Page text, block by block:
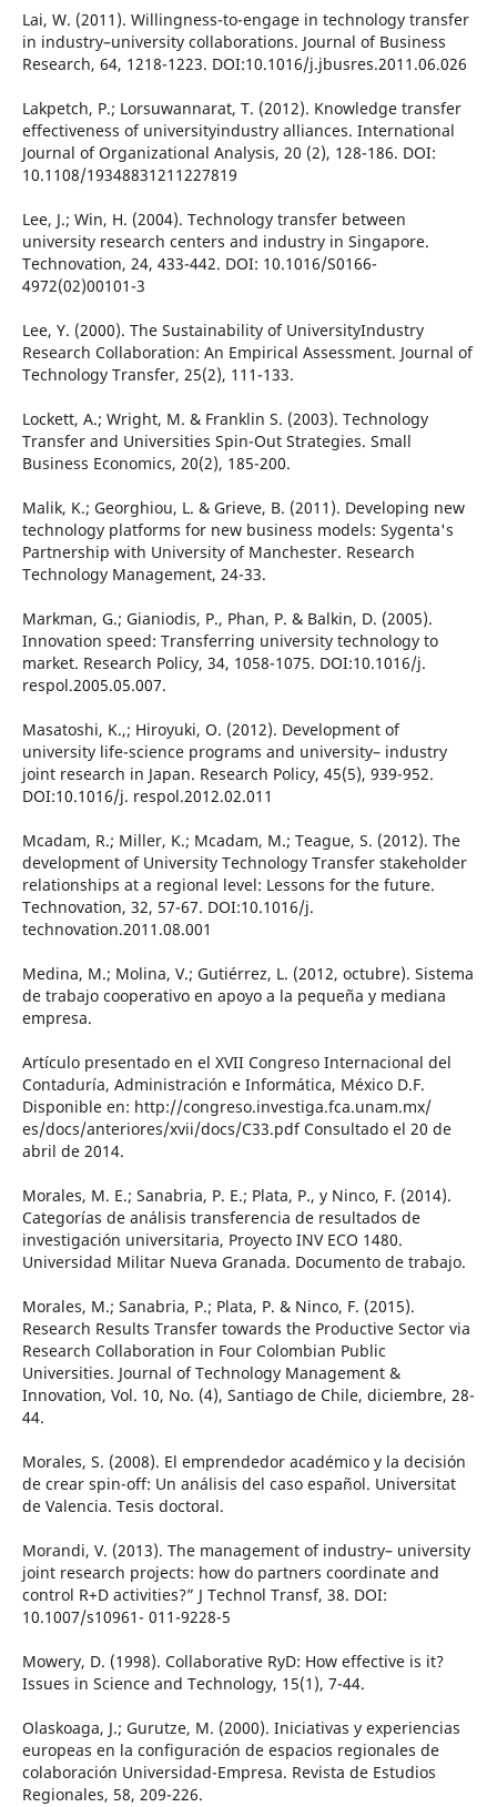
Lai, W. (2011). Willingness-to-engage in technology transfer
in industry–university collaborations. Journal of Business
Research, 64, 1218-1223. DOI:10.1016/j.jbusres.2011.06.026
Lakpetch, P.; Lorsuwannarat, T. (2012). Knowledge transfer
effectiveness of universityindustry alliances. International
Journal of Organizational Analysis, 20 (2), 128-186. DOI:
10.1108/19348831211227819
Lee, J.; Win, H. (2004). Technology transfer between
university research centers and industry in Singapore.
Technovation, 24, 433-442. DOI: 10.1016/S0166-
4972(02)00101-3
Lee, Y. (2000). The Sustainability of UniversityIndustry
Research Collaboration: An Empirical Assessment. Journal of
Technology Transfer, 25(2), 111-133.
Lockett, A.; Wright, M. & Franklin S. (2003). Technology
Transfer and Universities Spin-Out Strategies. Small
Business Economics, 20(2), 185-200.
Malik, K.; Georghiou, L. & Grieve, B. (2011). Developing new
technology platforms for new business models: Sygenta's
Partnership with University of Manchester. Research
Technology Management, 24-33.
Markman, G.; Gianiodis, P., Phan, P. & Balkin, D. (2005).
Innovation speed: Transferring university technology to
market. Research Policy, 34, 1058-1075. DOI:10.1016/j.
respol.2005.05.007.
Masatoshi, K.,; Hiroyuki, O. (2012). Development of
university life-science programs and university– industry
joint research in Japan. Research Policy, 45(5), 939-952.
DOI:10.1016/j. respol.2012.02.011
Mcadam, R.; Miller, K.; Mcadam, M.; Teague, S. (2012). The
development of University Technology Transfer stakeholder
relationships at a regional level: Lessons for the future.
Technovation, 32, 57-67. DOI:10.1016/j.
technovation.2011.08.001
Medina, M.; Molina, V.; Gutiérrez, L. (2012, octubre). Sistema
de trabajo cooperativo en apoyo a la pequeña y mediana
empresa.
Artículo presentado en el XVII Congreso Internacional del
Contaduría, Administración e Informática, México D.F.
Disponible en: http://congreso.investiga.fca.unam.mx/
es/docs/anteriores/xvii/docs/C33.pdf Consultado el 20 de
abril de 2014.
Morales, M. E.; Sanabria, P. E.; Plata, P., y Ninco, F. (2014).
Categorías de análisis transferencia de resultados de
investigación universitaria, Proyecto INV ECO 1480.
Universidad Militar Nueva Granada. Documento de trabajo.
Morales, M.; Sanabria, P.; Plata, P. & Ninco, F. (2015).
Research Results Transfer towards the Productive Sector via
Research Collaboration in Four Colombian Public
Universities. Journal of Technology Management &
Innovation, Vol. 10, No. (4), Santiago de Chile, diciembre, 28-
44.
Morales, S. (2008). El emprendedor académico y la decisión
de crear spin-off: Un análisis del caso español. Universitat
de Valencia. Tesis doctoral.
Morandi, V. (2013). The management of industry– university
joint research projects: how do partners coordinate and
control R+D activities?” J Technol Transf, 38. DOI:
10.1007/s10961- 011-9228-5
Mowery, D. (1998). Collaborative RyD: How effective is it?
Issues in Science and Technology, 15(1), 7-44.
Olaskoaga, J.; Gurutze, M. (2000). Iniciativas y experiencias
europeas en la configuración de espacios regionales de
colaboración Universidad-Empresa. Revista de Estudios
Regionales, 58, 209-226.